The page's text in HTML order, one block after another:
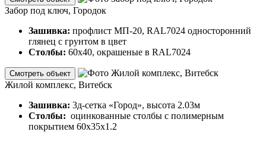
Забор под ключ, Городок
Зашивка: профлист МП-20, RAL7024 односторонний
глянец с грунтом в цвет
Столбы: 60х40, окрашеные в RAL7024
Смотреть объект
Жилой комплекс, Витебск
Зашивка: 3д-сетка «Город», высота 2.03м
Столбы: оцинкованные столбы с полимерным
покрытием 60х35х1.2